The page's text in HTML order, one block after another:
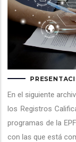
En el siguiente
los Registros
programas de la
con las que está